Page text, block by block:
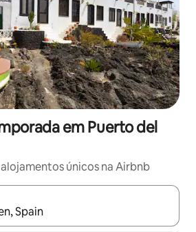
em Puerto del
únicos na Airbnb
estiverem disponíveis, navegue com